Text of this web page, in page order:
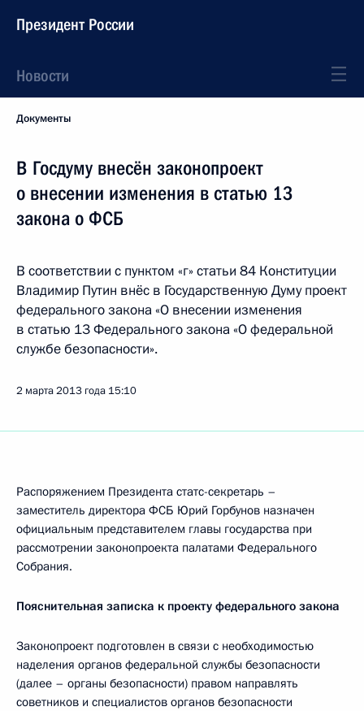
Президент России
Новости
Документы
В Госдуму внесён законопроект
о внесении изменения в статью 13
закона о ФСБ
В соответствии с пунктом «г» статьи 84 Конституции
Владимир Путин внёс в Государственную Думу проект
федерального закона «О внесении изменения
в статью 13 Федерального закона «О федеральной
службе безопасности».
2 марта 2013 года 15:10
Распоряжением Президента статс-секретарь –
заместитель директора ФСБ Юрий Горбунов назначен
официальным представителем главы государства при
рассмотрении законопроекта палатами Федерального
Собрания.
Пояснительная записка к проекту федерального закона
Законопроект подготовлен в связи с необходимостью
наделения органов федеральной службы безопасности
(далее – органы безопасности) правом направлять
советников и специалистов органов безопасности